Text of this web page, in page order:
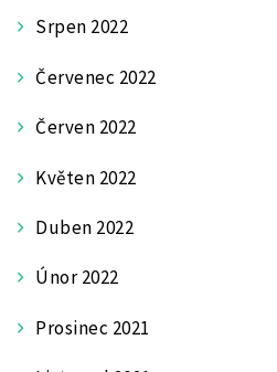
Srpen 2022
Červenec 2022
Červen 2022
Květen 2022
Duben 2022
Únor 2022
Prosinec 2021